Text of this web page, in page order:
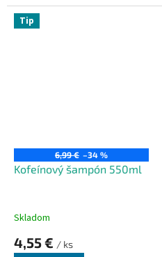
Tip
6,99 € –34 %
Kofeínový šampón 550ml
Skladom
4,55 € / ks